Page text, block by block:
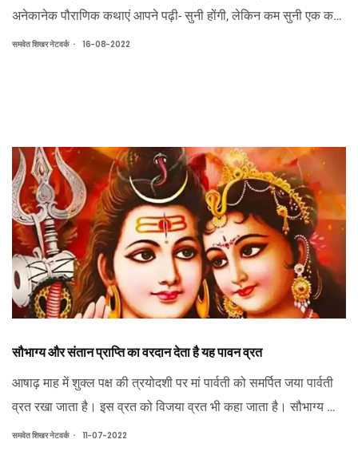
अनेकानेक पौराणिक कथाएं आपने पढ़ी- सुनी होंगी, लेकिन कम सुनी एक कथा
बहुत अद्भुत है, जिसके अनुसार महाकवि गोस्वामी तुलसीदास ने भगवान श्री
समवेत शिखर नेटवर्क . 16-08-2022
सौभाग्य और संतान प्राप्ति का वरदान देता है यह पावन व्रत
आषाढ़ माह में शुक्ल पक्ष की त्रयोदशी पर मां पार्वती को समर्पित जया पार्वती
व्रत रखा जाता है। इस व्रत को विजया व्रत भी कहा जाता है। सौभाग्य का
वरदान देने वाला यह व्रत लगातार पांच दिनों तक चलता है। यह व्रत गणगौर,
समवेत शिखर नेटवर्क . 11-07-2022